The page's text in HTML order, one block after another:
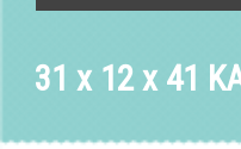
31 x 12 x 41